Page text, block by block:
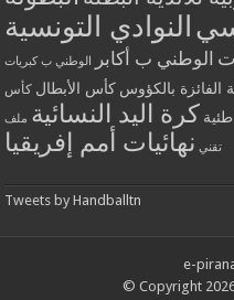
النوادي التونسية
الوطني ب أكابر الوطني ب كبريات
الفائزة بالكؤوس كأس الأبطال كأس
كرة اليد النسائية ملف
تقني نهائيات أمم إفريقيا
Tweets by Handballtn
e-
© Copyright